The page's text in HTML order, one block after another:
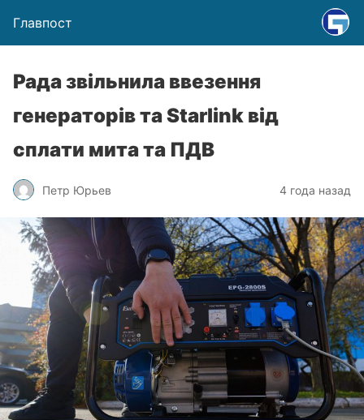
Главпост
Рада звільнила ввезення
генераторів та Starlink від
сплати мита та ПДВ
Петр Юрьев 4 года назад